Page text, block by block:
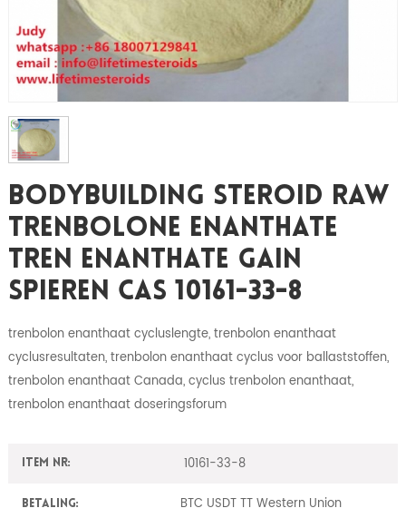
Bodybuilding Steroid Raw
Trenbolone Enanthate
Tren Enanthate Gain
Spieren CAS 10161-33-8
trenbolon enanthaat cycluslengte, trenbolon enanthaat
cyclusresultaten, trenbolon enanthaat cyclus voor ballaststoffen,
trenbolon enanthaat Canada, cyclus trenbolon enanthaat,
trenbolon enanthaat doseringsforum
Item nr: 10161-33-8
Betaling:
BTC USDT TT Western Union